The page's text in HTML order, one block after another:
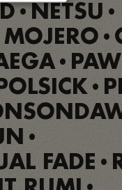
• NETSU •
•
•
•
•
FADE •